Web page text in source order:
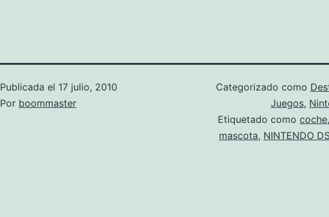
Publicada el 17 julio, 2010
Por boommaster
Categorizado como
Juegos,
Etiquetado como coche,
mascota, NINTENDO